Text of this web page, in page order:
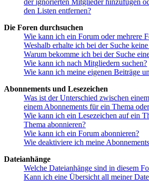
der ignorierten Mitglieder hinzufügen
den Listen entfernen?
Die Foren durchsuchen
Wie kann ich ein Forum oder mehrere
Weshalb erhalte ich bei der Suche
Warum bekomme ich bei der Suche
Wie kann ich nach Mitgliedern suchen?
Wie kann ich meine eigenen Beiträge
Abonnements und Lesezeichen
Was ist der Unterschied zwischen
einem Abonnements für ein Thema
Wie kann ich ein Lesezeichen auf ein
Thema abonnieren?
Wie kann ich ein Forum abonnieren?
Wie deaktiviere ich meine
Dateianhänge
Welche Dateianhänge sind in diesem
Kann ich eine Übersicht all meiner